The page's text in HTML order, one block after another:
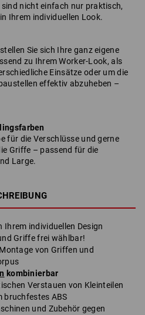
sind nicht einfach nur praktisch,
Ihrem individuellen Look.
Sie sich Ihre ganz eigene
zu Ihrem Worker-Look, als
Einsätze oder um die
effektiv abzuheben –
für die Verschlüsse und gerne
Griffe – passend für die
Large.
Ihrem individuellen Design
Griffe frei wählbar!
von Griffen und
kombinierbar
Verstauen von Kleinteilen
bruchfestes ABS
und Zubehör gegen